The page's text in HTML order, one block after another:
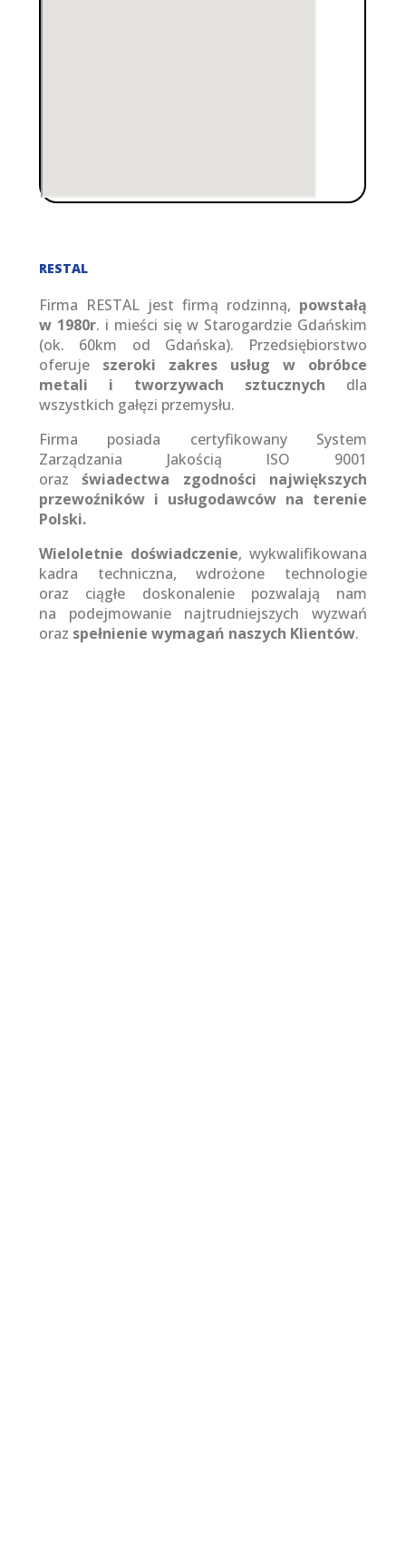
RESTAL
Firma RESTAL jest firmą rodzinną, powstałą
w 1980r. i mieści się w Starogardzie Gdańskim
(ok. 60km od Gdańska). Przedsiębiorstwo
oferuje szeroki zakres usług w obróbce
metali i tworzywach sztucznych dla
wszystkich gałęzi przemysłu.
Firma posiada certyfikowany System
Zarządzania Jakością ISO 9001
orazświadectwa zgodności największych
przewoźników i usługodawców na terenie
Polski.
Wieloletnie doświadczenie, wykwalifikowana
kadra techniczna, wdrożone technologie
oraz ciągłe doskonalenie pozwalają nam
na podejmowanie najtrudniejszych wyzwań
oraz spełnienie wymagań naszych Klientów.